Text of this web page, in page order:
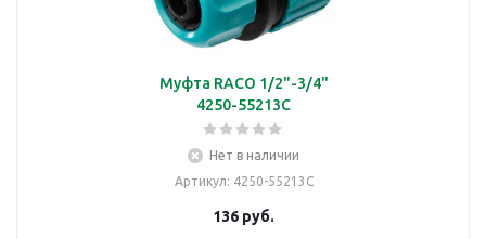
Муфта RACO 1/2"-3/4"
4250-55213C
Нет в наличии
Артикул: 4250-55213C
136 руб.